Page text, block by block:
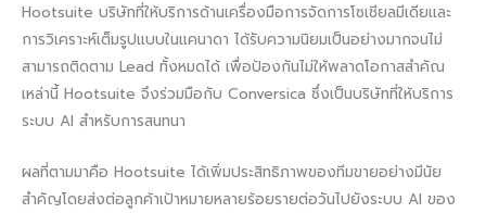
Hootsuite บริษัทที่ให้บริการด้านเครื่องมือการจัดการโซเชียลมีเดียและ
การวิเคราะห์เต็มรูปแบบในแคนาดา ได้รับความนิยมเป็นอย่างมากจนไม่
สามารถติดตาม Lead ทั้งหมดได้ เพื่อป้องกันไม่ให้พลาดโอกาสสำคัณ
เหล่านี้ Hootsuite จึงร่วมมือกับ Conversica ซึ่งเป็นบริษัทที่ให้บริการ
ระบบ AI สำหรับการสนทนา
ผลที่ตามมาคือ Hootsuite ได้เพิ่มประสิทธิภาพของทีมขายอย่างมีนัย
สำคัญโดยส่งต่อลูกค้าเป้าหมายหลายร้อยรายต่อวันไปยังระบบ AI ของ